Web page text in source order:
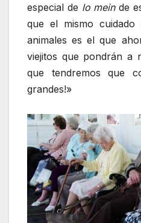
especial de lo meinde
que el mismo
animales es el que
viejitos que pondrán a
que tendremos que
grandes!»